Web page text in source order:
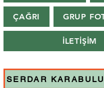
ÇAĞRI GRUP
İLETİŞİM
SERDAR